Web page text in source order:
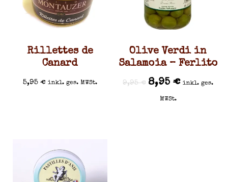
Rillettes de
Canard
5,95 € inkl. ges. MWSt.
Olive Verdi in
Salamoia – Ferlito
9,95€ 8,95€ inkl. ges.
MWSt.